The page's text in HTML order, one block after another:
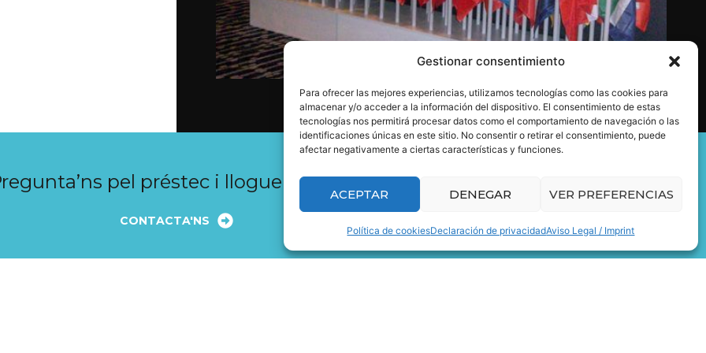
Gestionar consentimiento
Para ofrecer las mejores experiencias, utilizamos tecnologías como las cookies para
almacenar y/o acceder a la información del dispositivo. El consentimiento de estas
tecnologías nos permitirá procesar datos como el comportamiento de navegación o las
identificaciones únicas en este sitio. No consentir o retirar el consentimiento, puede
afectar negativamente a ciertas características y funciones.
ACEPTAR DENEGAR VER PREFERENCIAS
Política de cookiesDeclaración de privacidadAviso Legal / Imprint
pel préstec i lloguer de pals.
CONTACTA'NS